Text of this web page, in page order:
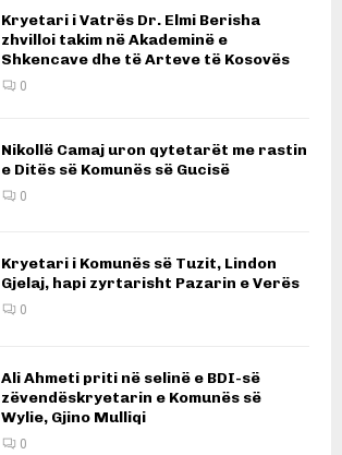
Kryetari i Vatrës Dr. Elmi Berisha
zhvilloi takim në Akademinë e
Shkencave dhe të Arteve të Kosovës
0
Nikollë Camaj uron qytetarët me rastin
e Ditës së Komunës së Gucisë
0
Kryetari i Komunës së Tuzit, Lindon
Gjelaj, hapi zyrtarisht Pazarin e Verës
0
Ali Ahmeti priti në selinë e BDI-së
zëvendëskryetarin e Komunës së
Wylie, Gjino Mulliqi
0